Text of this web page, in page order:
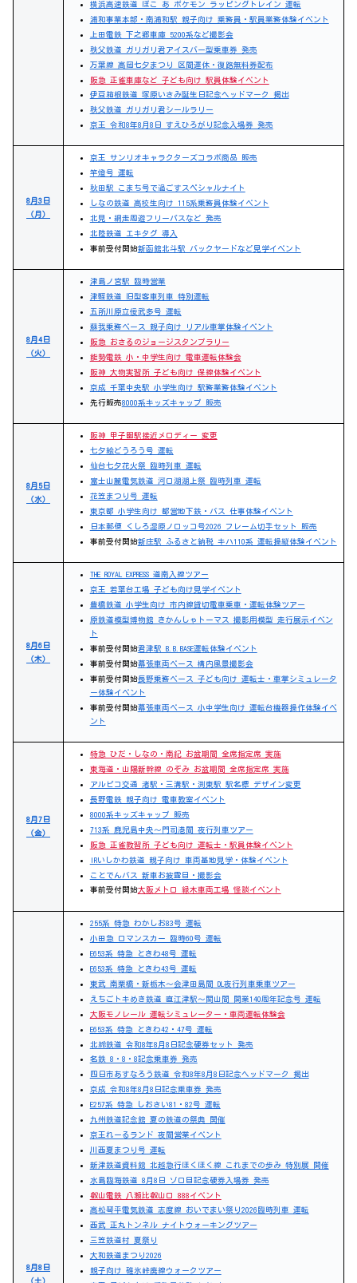
横浜高速鉄道 ぽこ あ ポケモン ラッピングトレイン 運転
浦和事業本部・南浦和駅 親子向け 乗務員・駅員業務体験イベント
上田電鉄 下之郷車庫 5200系など撮影会
秩父鉄道 ガリガリ君アイスバー型乗車券 発売
万葉線 高岡七夕まつり 区間運休・復路無料券配布
阪急 正雀車庫など 子ども向け 駅員体験イベント
伊豆箱根鉄道 塚原いさみ誕生日記念ヘッドマーク 掲出
秩父鉄道 ガリガリ君シールラリー
京王 令和8年8月8日 すえひろがり記念入場券 発売
8月3日
（月）
京王 サンリオキャラクターズコラボ商品 販売
竿燈号 運転
秋田駅 こまち号で過ごすスペシャルナイト
しなの鉄道 高校生向け 115系乗務員体験イベント
北見・網走周遊フリーパスなど 発売
北陸鉄道 エキタグ 導入
事前受付開始新函館北斗駅 バックヤードなど見学イベント
8月4日
（火）
津島ノ宮駅 臨時営業
津軽鉄道 旧型客車列車 特別運転
五所川原立佞武多号 運転
蘇我乗務ベース 親子向け リアル車掌体験イベント
阪急 おさるのジョージスタンプラリー
能勢電鉄 小・中学生向け 電車運転体験会
阪神 大物実習所 子ども向け 保線体験イベント
京成 千葉中央駅 小学生向け 駅務業務体験イベント
先行販売8000系キッズキャップ 販売
8月5日
（水）
阪神 甲子園駅接近メロディー 変更
七夕絵どうろう号 運転
仙台七夕花火祭 臨時列車 運転
富士山麓電気鉄道 河口湖湖上祭 臨時列車 運転
花笠まつり号 運転
東京都 小学生向け 都営地下鉄・バス 仕事体験イベント
日本郵便 くしろ湿原ノロッコ号2026 フレーム切手セット 販売
事前受付開始新庄駅 ふるさと納税 キハ110系 運転操縦体験イベント
8月6日
（木）
THE ROYAL EXPRESS 道南入線ツアー
京王 若葉台工場 子ども向け見学イベント
豊橋鉄道 小学生向け 市内線貸切電車乗車・運転体験ツアー
原鉄道模型博物館 きかんしゃトーマス 撮影用模型 走行展示イベン
ト
事前受付開始君津駅 B.B.BASE運転体験イベント
事前受付開始幕張車両ベース 構内風景撮影会
事前受付開始長野乗務ベース 子ども向け 運転士・車掌シミュレータ
ー体験イベント
事前受付開始幕張車両ベース 小中学生向け 運転台機器操作体験イベ
ント
8月7日
（金）
特急 ひだ・しなの・南紀 お盆期間 全席指定席 実施
東海道・山陽新幹線 のぞみ お盆期間 全席指定席 実施
アルピコ交通 渚駅・三溝駅・渕東駅 駅名標 デザイン変更
長野電鉄 親子向け 電車教室イベント
8000系キッズキャップ 販売
713系 鹿児島中央～門司港間 夜行列車ツアー
阪急 正雀教習所 子ども向け 運転士・駅員体験イベント
IRいしかわ鉄道 親子向け 車両基地見学・体験イベント
ことでんバス 新車お披露目・撮影会
事前受付開始大阪メトロ 緑木車両工場 怪談イベント
8月8日
（土）
255系 特急 わかしお83号 運転
小田急 ロマンスカー 臨時60号 運転
E653系 特急 ときわ48号 運転
E653系 特急 ときわ43号 運転
東武 南栗橋・新栃木～会津田島間 DL夜行列車乗車ツアー
えちごトキめき鉄道 直江津駅～関山間 開業140周年記念号 運転
大阪モノレール 運転シミュレーター・車両運転体験会
E653系 特急 ときわ42・47号 運転
北総鉄道 令和8年8月8日記念硬券セット 発売
名鉄 8・8・8記念乗車券 発売
四日市あすなろう鉄道 令和8年8月8日記念ヘッドマーク 掲出
京成 令和8年8月8日記念乗車券 発売
E257系 特急 しおさい81・82号 運転
九州鉄道記念館 夏の鉄道の祭典 開催
京王れーるランド 夜間営業イベント
川西夏まつり号 運転
新津鉄道資料館 北越急行ほくほく線 これまでの歩み 特別展 開催
水島臨海鉄道 8月8日 ゾロ目記念硬券入場券 発売
叡山電鉄 八瀬比叡山口 888イベント
高松琴平電気鉄道 志度線 おいでまい祭り2026臨時列車 運転
西武 正丸トンネル ナイトウォーキングツアー
三笠鉄道村 夏祭り
大和鉄道まつり2026
親子向け 碓氷峠廃線ウォークツアー